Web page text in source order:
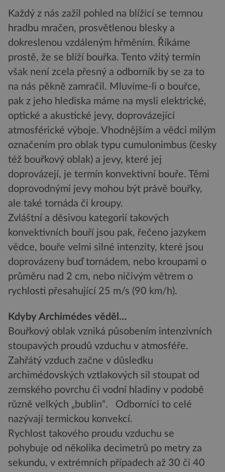
Každý z nás zažil pohled na blížící se temnou
hradbu mračen, prosvětlenou blesky a
dokreslenou vzdáleným hřměním. Říkáme
prostě, že se blíží bouřka. Tento vžitý termín
však není zcela přesný a odborník by se za to
na nás pěkně zamračil. Mluvíme-li o bouřce,
pak z jeho hlediska máme na mysli elektrické,
optické a akustické jevy, doprovázející
atmosférické výboje. Vhodnějším a vědci milým
označením pro oblak typu cumulonimbus (česky
též bouřkový oblak) a jevy, které jej
doprovázejí, je termín konvektivní bouře. Těmi
doprovodnými jevy mohou být právě bouřky,
ale také tornáda či kroupy.
Zvláštní a děsivou kategorií takových
konvektivních bouří jsou pak, řečeno jazykem
vědce, bouře velmi silné intenzity, které jsou
doprovázeny buď tornádem, nebo kroupami o
průměru nad 2 cm, nebo ničivým větrem o
rychlosti přesahující 25 m/s (90 km/h).
Kdyby Archimédes věděl…
Bouřkový oblak vzniká působením intenzivních
stoupavých proudů vzduchu v atmosféře.
Zahřátý vzduch začne v důsledku
archimédovských vztlakových sil stoupat od
zemského povrchu či vodní hladiny v podobě
různě velkých „bublin“. Odborníci to celé
nazývají termickou konvekcí.
Rychlost takového proudu vzduchu se
pohybuje od několika decimetrů po metry za
sekundu, v extrémních případech až 30 či 40